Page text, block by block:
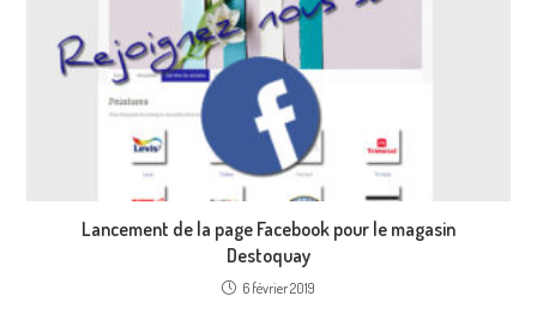
Lancement de la page Facebook pour le magasin
Destoquay
6 février 2019